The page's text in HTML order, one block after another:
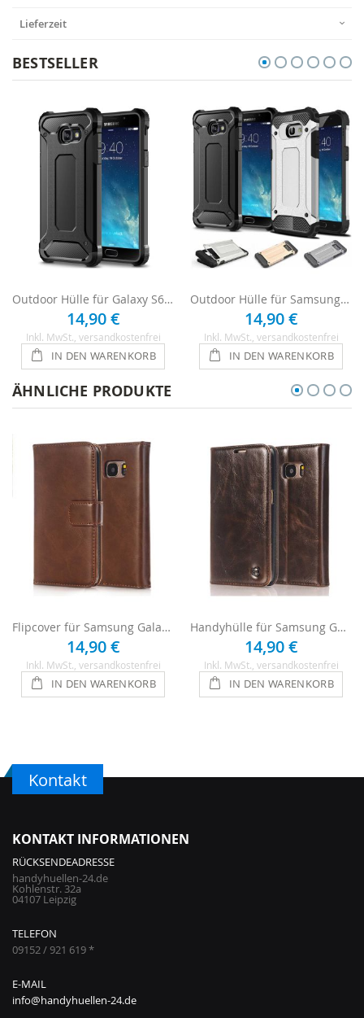
Lieferzeit
BESTSELLER
Outdoor Hülle für Galaxy S6 - Schwarz
14,90 €
Inkl. MwSt. , versandkostenfrei
IN DEN WARENKORB
Outdoor Hülle für Samsung Galaxy S6
14,90 €
Inkl. MwSt. , versandkostenfrei
IN DEN WARENKORB
ÄHNLICHE PRODUKTE
Flipcover für Samsung Galaxy S6 - Braun
14,90 €
Inkl. MwSt. , versandkostenfrei
IN DEN WARENKORB
Handyhülle für Samsung Galaxy S6 - Braun
14,90 €
Inkl. MwSt. , versandkostenfrei
IN DEN WARENKORB
Kontakt
KONTAKT INFORMATIONEN
RÜCKSENDEADRESSE
handyhuellen-24.de
Kohlenstr. 32a
04107 Leipzig
TELEFON
09152 / 921 619 *
E-MAIL
info@handyhuellen-24.de